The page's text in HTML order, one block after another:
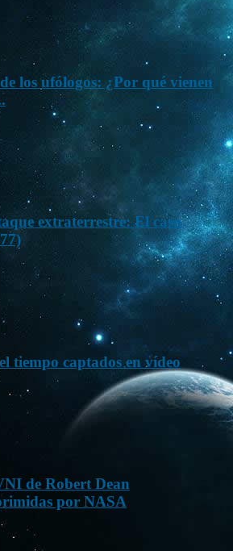
los ufólogos: ¿Por qué vienen
extraterrestre: El caso
tiempo captados en vídeo
de Robert Dean
por NASA